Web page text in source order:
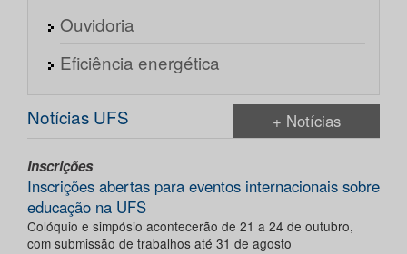
Ouvidoria
Eficiência energética
Notícias UFS + Notícias
Inscrições
Inscrições abertas para eventos internacionais sobre
educação na UFS
Colóquio e simpósio acontecerão de 21 a 24 de outubro,
com submissão de trabalhos até 31 de agosto